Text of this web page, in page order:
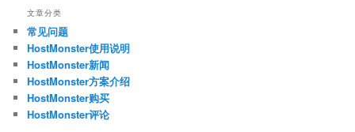
文章分类
常见问题
HostMonster使用说明
HostMonster新闻
HostMonster方案介绍
HostMonster购买
HostMonster评论